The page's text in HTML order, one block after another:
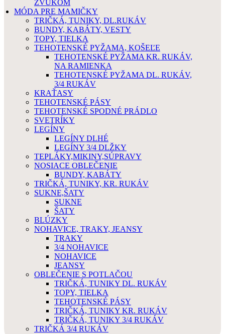
ZVUKOM
MÓDA PRE MAMIČKY
TRIČKÁ, TUNIKY, DL.RUKÁV
BUNDY, KABÁTY, VESTY
TOPY, TIELKA
TEHOTENSKÉ PYŽAMA, KOŠEĽE
TEHOTENSKÉ PYŽAMA KR. RUKÁV,
NA RAMIENKA
TEHOTENSKÉ PYŽAMA DL. RUKÁV,
3/4 RUKÁV
KRAŤASY
TEHOTENSKÉ PÁSY
TEHOTENSKÉ SPODNÉ PRÁDLO
SVETRÍKY
LEGÍNY
LEGÍNY DLHÉ
LEGÍNY 3/4 DLŽKY
TEPLÁKY,MIKINY,SÚPRAVY
NOSIACE OBLEČENIE
BUNDY, KABÁTY
TRIČKÁ, TUNIKY, KR. RUKÁV
SUKNE,ŠATY
SUKNE
ŠATY
BLÚZKY
NOHAVICE, TRAKY, JEANSY
TRAKY
3/4 NOHAVICE
NOHAVICE
JEANSY
OBLEČENIE S POTLAČOU
TRIČKÁ, TUNIKY DL. RUKÁV
TOPY, TIELKA
TEHOTENSKÉ PÁSY
TRIČKÁ, TUNIKY KR. RUKÁV
TRIČKÁ, TUNIKY 3/4 RUKÁV
TRIČKÁ 3/4 RUKÁV